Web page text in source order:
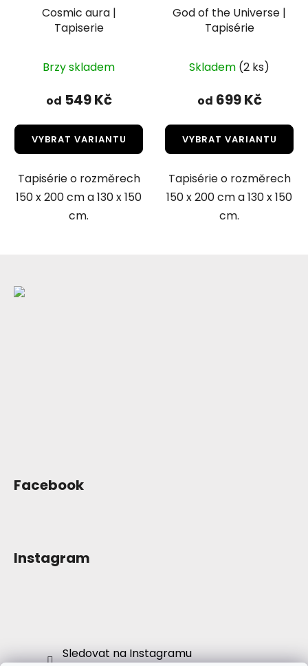
Cosmic aura |
Tapiserie
Brzy skladem
od 549 Kč
VYBRAT VARIANTU
Tapisérie o rozměrech
150 x 200 cm a 130 x 150
cm.
God of the Universe |
Tapisérie
Skladem (2 ks)
od 699 Kč
VYBRAT VARIANTU
Tapisérie o rozměrech
150 x 200 cm a 130 x 150
cm.
Facebook
Instagram
Sledovat na Instagramu